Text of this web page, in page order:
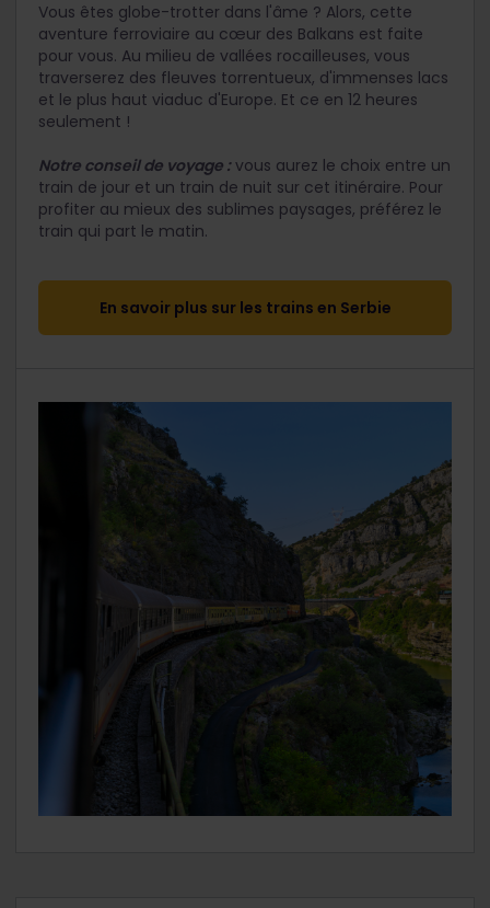
Vous êtes globe-trotter dans l'âme ? Alors, cette
aventure ferroviaire au cœur des Balkans est faite
pour vous. Au milieu de vallées rocailleuses, vous
traverserez des fleuves torrentueux, d'immenses lacs
et le plus haut viaduc d'Europe. Et ce en 12 heures
seulement !
Notre conseil de voyage :vous aurez le choix entre un
train de jour et un train de nuit sur cet itinéraire. Pour
profiter au mieux des sublimes paysages, préférez le
train qui part le matin.
En savoir plus sur les trains en Serbie